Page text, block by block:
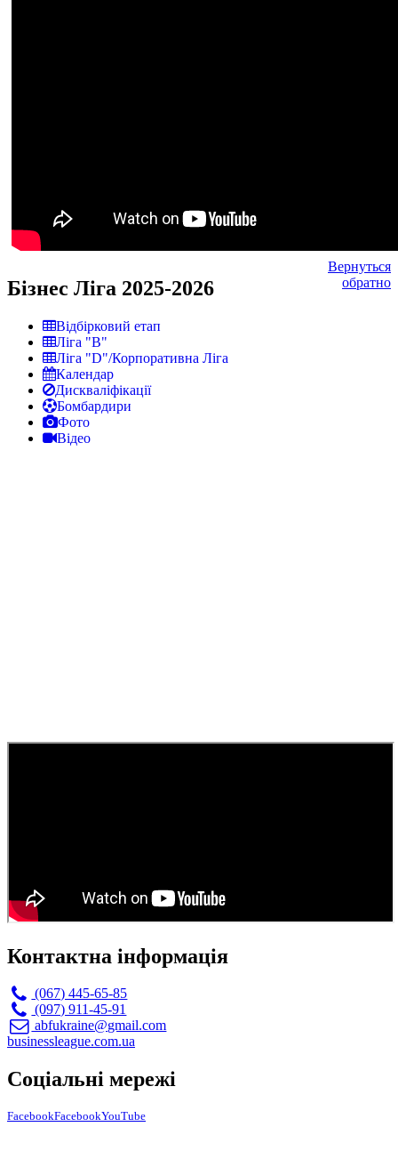
Вернуться
обратно
Бізнес Ліга 2025-2026
Відбірковий етап
Ліга "В"
Ліга "D"/Корпоративна Ліга
Календар
Дискваліфікації
Бомбардири
Фото
Відео
Контактна інформація
(067) 445-65-85
(097) 911-45-91
abfukraine@gmail.com
businessleague.com.ua
Соціальні мережі
FacebookFacebookYouTube